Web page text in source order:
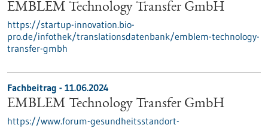
EMBLEM Technology Transfer GmbH
https://startup-innovation.bio-
pro.de/infothek/translationsdatenbank/emblem-technology-
transfer-gmbh
Fachbeitrag - 11.06.2024
EMBLEM Technology Transfer GmbH
https://www.forum-gesundheitsstandort-